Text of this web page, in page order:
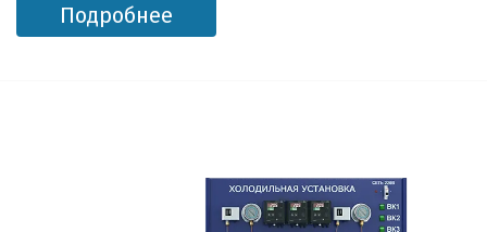
Подробнее